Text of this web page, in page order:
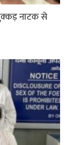
नाटक से